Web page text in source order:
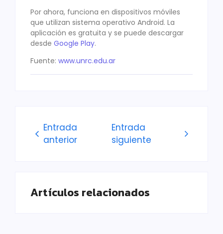
Por ahora, funciona en dispositivos móviles
que utilizan sistema operativo Android. La
aplicación es gratuita y se puede descargar
desde Google Play.
Fuente: www.unrc.edu.ar
Entrada
anterior
Entrada
siguiente
Artículos relacionados